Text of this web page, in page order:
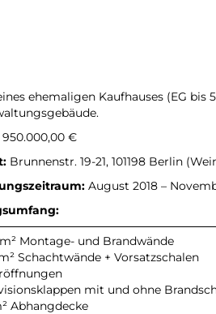
ehemaligen Kaufhauses (EG
950.000,00 €
Brunnenstr. 19-21, 101198 Berlin
August 2018 –
Montage- und Brandwände
Schachtwände + Vorsatzschalen
mit und ohne
Abhangdecke